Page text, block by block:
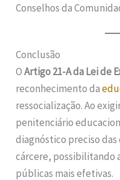
Conselhos da
Conclusão
OArtigo 21-A da Lei de
reconhecimento da
ressocialização. Ao
penitenciário
diagnóstico preciso das
cárcere, possibilitando
públicas mais efetivas.